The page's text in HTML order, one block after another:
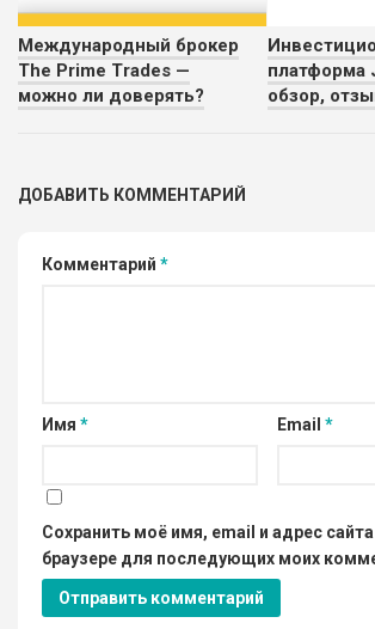
Международный брокер
The Prime Trades —
можно ли доверять?
платформа
обзор,
ДОБАВИТЬ КОММЕНТАРИЙ
Комментарий *
Имя * Email *
Сохранить моё имя, email и адрес
браузере для последующих моих